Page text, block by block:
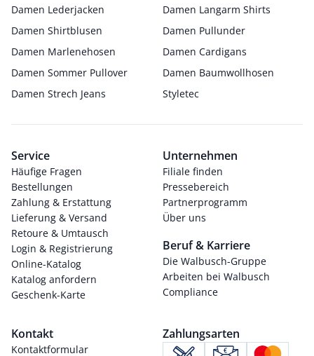
Damen Lederjacken
Damen Langarm Shirts
Damen Shirtblusen
Damen Pullunder
Damen Marlenehosen
Damen Cardigans
Damen Sommer Pullover
Damen Baumwollhosen
Damen Strech Jeans
Styletec
Service
Häufige Fragen
Bestellungen
Zahlung & Erstattung
Lieferung & Versand
Retoure & Umtausch
Login & Registrierung
Online-Katalog
Katalog anfordern
Geschenk-Karte
Unternehmen
Filiale finden
Pressebereich
Partnerprogramm
Über uns
Beruf & Karriere
Die Walbusch-Gruppe
Arbeiten bei Walbusch
Compliance
Kontakt
Kontaktformular
Zahlungsarten